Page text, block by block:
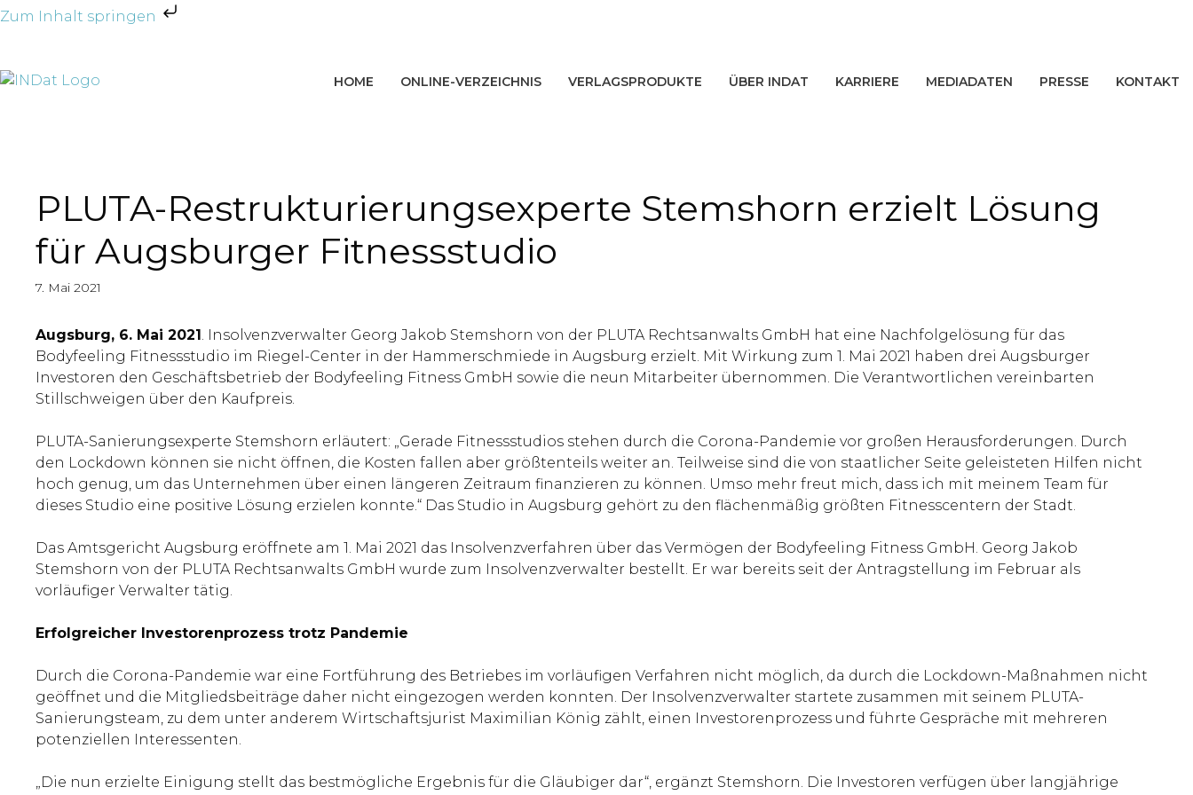
Zum Inhalt springen
HOME ONLINE-VERZEICHNIS VERLAGSPRODUKTE ÜBER INDAT KARRIERE MEDIADATEN PRESSE KONTAKT
PLUTA-Restrukturierungsexperte Stemshorn erzielt Lösung
für Augsburger Fitnessstudio
7. Mai 2021
Augsburg, 6. Mai 2021 . Insolvenzverwalter Georg Jakob Stemshorn von der PLUTA Rechtsanwalts GmbH hat eine Nachfolgelösung für das
Bodyfeeling Fitnessstudio im Riegel-Center in der Hammerschmiede in Augsburg erzielt. Mit Wirkung zum 1. Mai 2021 haben drei Augsburger
Investoren den Geschäftsbetrieb der Bodyfeeling Fitness GmbH sowie die neun Mitarbeiter übernommen. Die Verantwortlichen vereinbarten
Stillschweigen über den Kaufpreis.
PLUTA-Sanierungsexperte Stemshorn erläutert: „Gerade Fitnessstudios stehen durch die Corona-Pandemie vor großen Herausforderungen. Durch
den Lockdown können sie nicht öffnen, die Kosten fallen aber größtenteils weiter an. Teilweise sind die von staatlicher Seite geleisteten Hilfen nicht
hoch genug, um das Unternehmen über einen längeren Zeitraum finanzieren zu können. Umso mehr freut mich, dass ich mit meinem Team für
dieses Studio eine positive Lösung erzielen konnte.“ Das Studio in Augsburg gehört zu den flächenmäßig größten Fitnesscentern der Stadt.
Das Amtsgericht Augsburg eröffnete am 1. Mai 2021 das Insolvenzverfahren über das Vermögen der Bodyfeeling Fitness GmbH. Georg Jakob
Stemshorn von der PLUTA Rechtsanwalts GmbH wurde zum Insolvenzverwalter bestellt. Er war bereits seit der Antragstellung im Februar als
vorläufiger Verwalter tätig.
Erfolgreicher Investorenprozess trotz Pandemie
Durch die Corona-Pandemie war eine Fortführung des Betriebes im vorläufigen Verfahren nicht möglich, da durch die Lockdown-Maßnahmen nicht
geöffnet und die Mitgliedsbeiträge daher nicht eingezogen werden konnten. Der Insolvenzverwalter startete zusammen mit seinem PLUTA-
Sanierungsteam, zu dem unter anderem Wirtschaftsjurist Maximilian König zählt, einen Investorenprozess und führte Gespräche mit mehreren
potenziellen Interessenten.
„Die nun erzielte Einigung stellt das bestmögliche Ergebnis für die Gläubiger dar“, ergänzt Stemshorn. Die Investoren verfügen über langjährige